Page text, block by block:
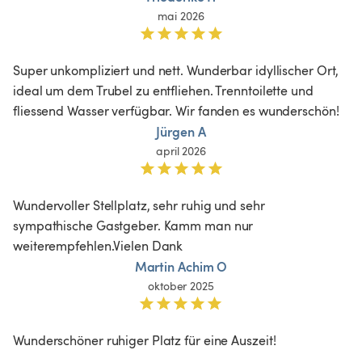
mai 2026
Super unkompliziert und nett. Wunderbar idyllischer Ort,
ideal um dem Trubel zu entfliehen. Trenntoilette und
fliessend Wasser verfügbar. Wir fanden es wunderschön!
Jürgen A
april 2026
Wundervoller Stellplatz, sehr ruhig und sehr
sympathische Gastgeber. Kamm man nur
weiterempfehlen.Vielen Dank
Martin Achim O
oktober 2025
Wunderschöner ruhiger Platz für eine Auszeit!